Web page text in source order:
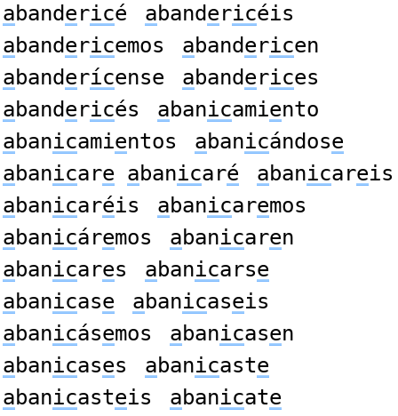
abandericé abandericéis
abandericemos abandericen
abanderícense abanderices
abandericés abanicamiento
abanicamientos abanicándose
abanicare abanicaré abanicareis
abanicaréis abanicaremos
abanicáremos abanicaren
abanicares abanicarse
abanicase abanicaseis
abanicásemos abanicasen
abanicases abanicaste
abanicasteis abanicate